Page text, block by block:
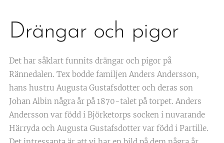
Drängar och pigor
Det har såklart funnits drängar och pigor på
Rännedalen. Tex bodde familjen Anders Andersson,
hans hustru Augusta Gustafsdotter och deras son
Johan Albin några år på 1870-talet på torpet. Anders
Andersson var född i Björketorps socken i nuvarande
Härryda och Augusta Gustafsdotter var född i Partille.